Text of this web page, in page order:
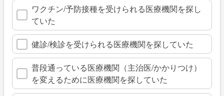
ワクチン/予防接種を受けられる医療機関を探し
ていた
健診/検診を受けられる医療機関を探していた
普段通っている医療機関（主治医/かかりつけ）
を変えるために医療機関を探していた